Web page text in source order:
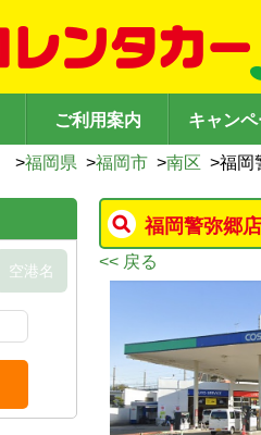
ご利用案内 キャン
>福岡県 >福岡市 >南区 >福岡
福岡警弥郷店
<< 戻る
空港名